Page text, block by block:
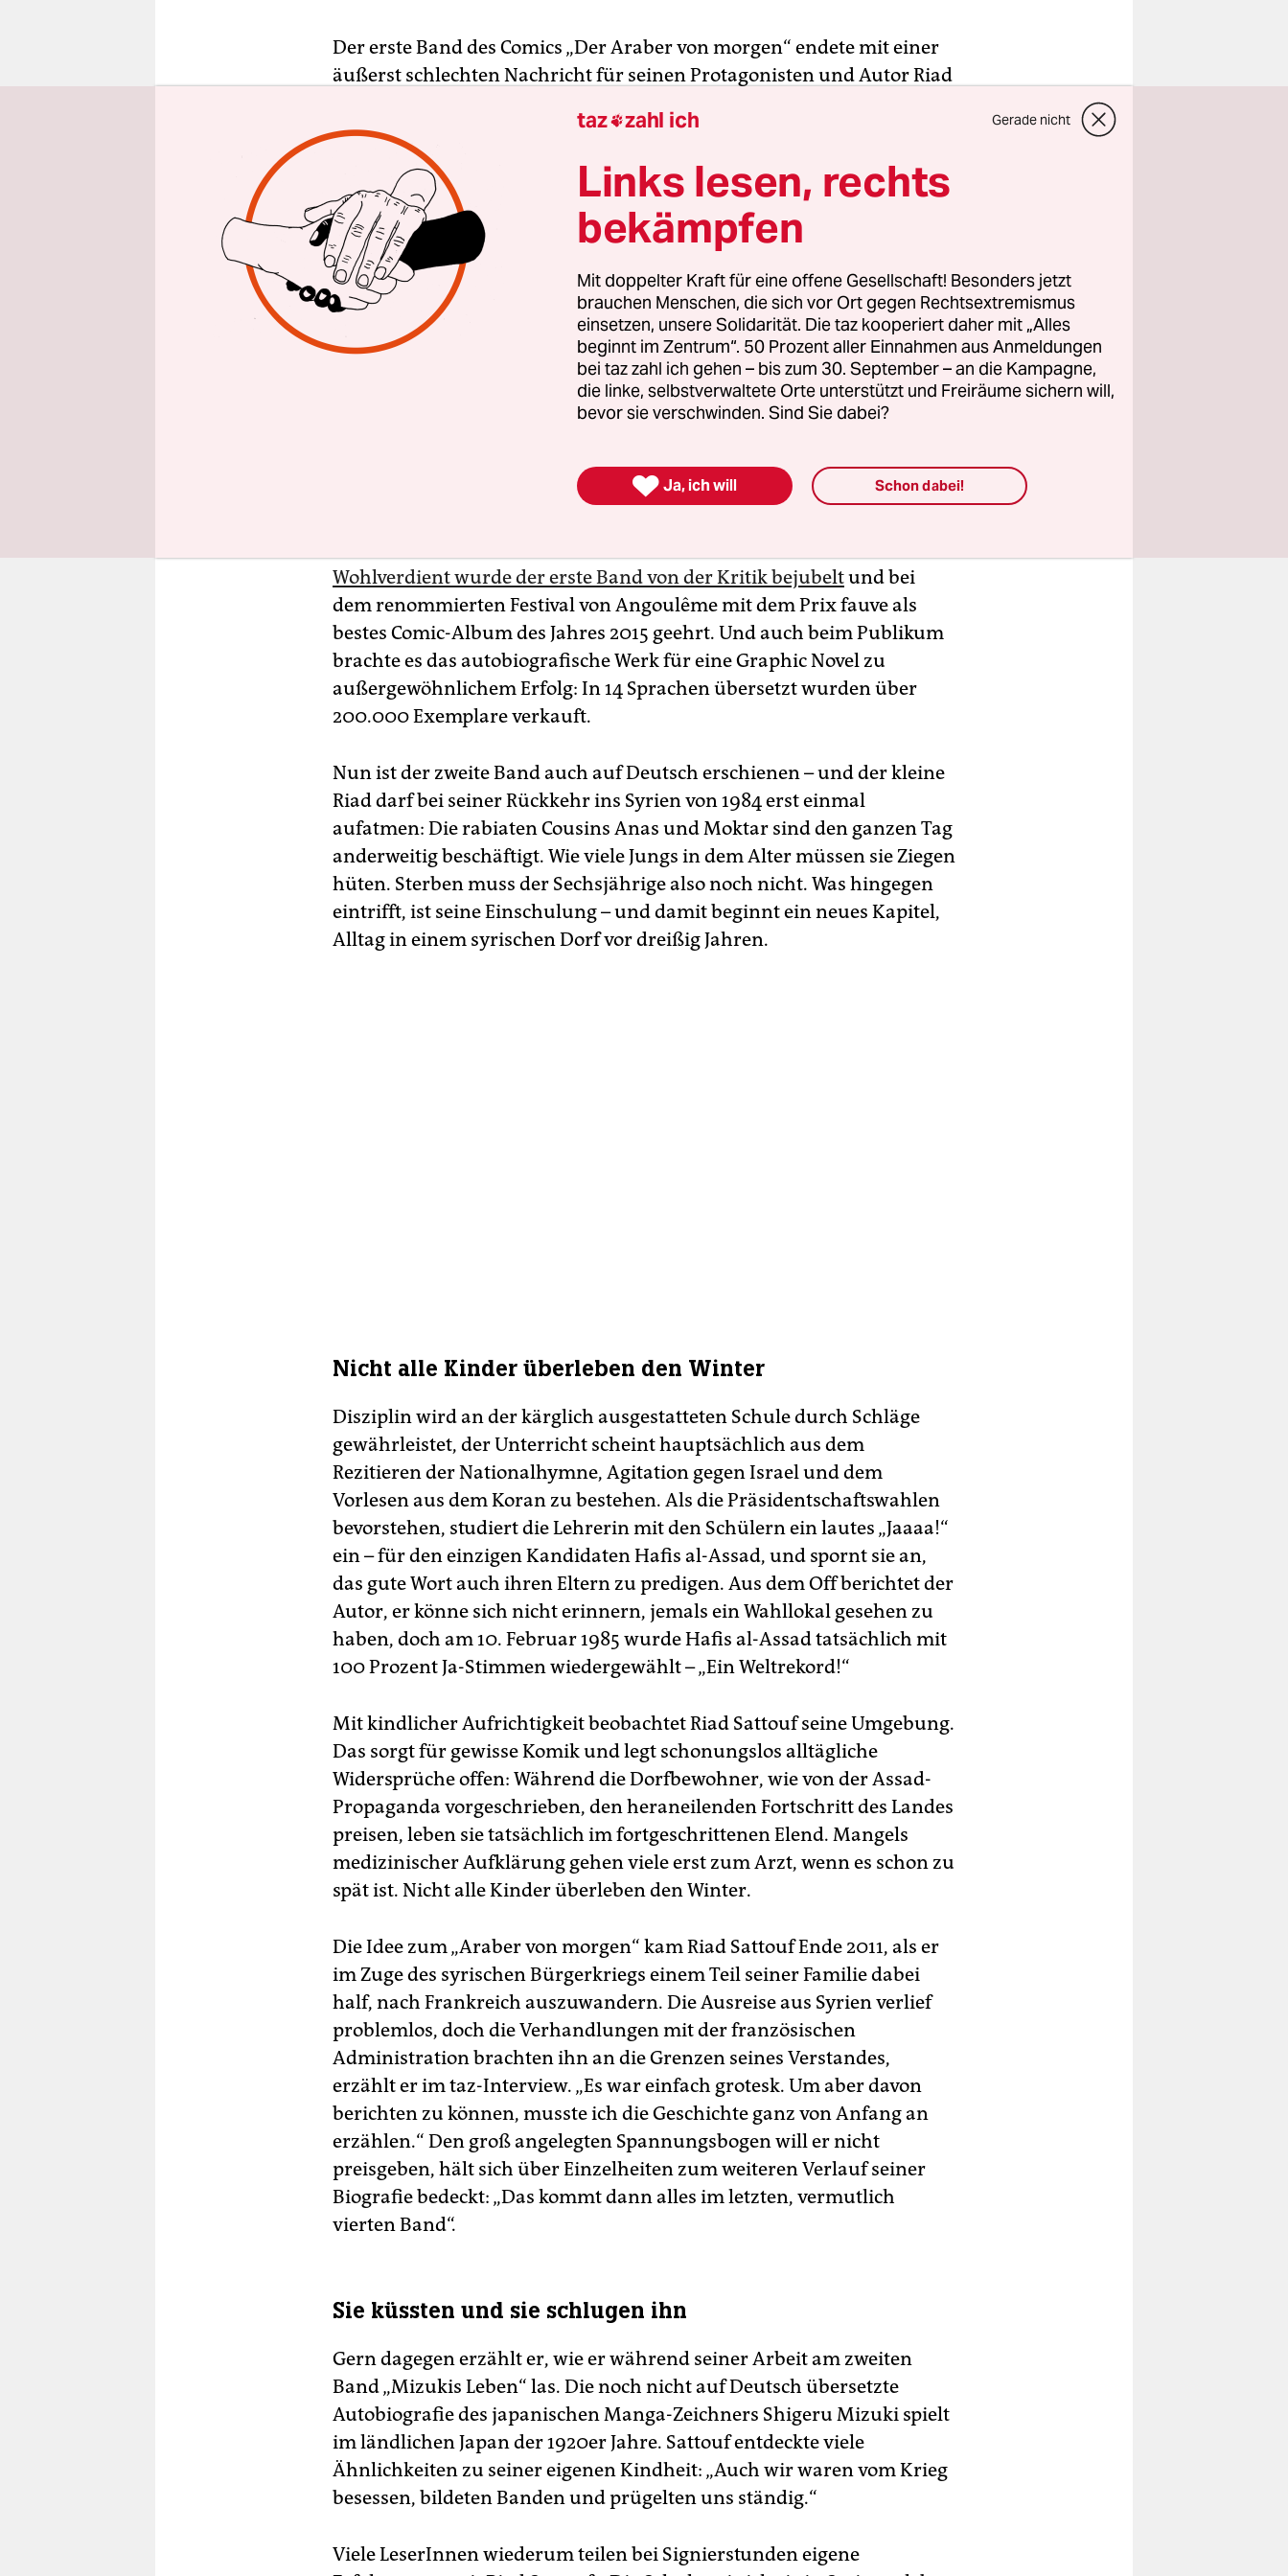
Der erste Band des Comics „Der Araber von morgen“ endete mit einer
äußerst schlechten Nachricht für seinen Protagonisten und Autor Riad
Mutter war leider nur auf die Dauer der Sommerferien begrenzt. Beim
Einstieg ins Flugzeug zurück nach Syrien verabschiedete er sich vom
Leser mit entsetzter Miene, denn in dem kleinen Dorf in der Nähe von
Homs, woher sein Vater stammt und wo die Familie nun lebt, wird er
von üblen Cousins erwartet, die ihn zu Tode prügeln wollen.
Neben allerhand persönlichen Missgeschicken, die oft seiner in der
arabischen Welt untypisch blonden Haare geschuldet sind, erzählte
Sattouf davon, wie sich seine Eltern in den 1970ern an der Pariser
Sorbonne kennenlernten und wie die Familie nach Libyen zog, wo der
Vater, ein begeisterter Anhänger der panarabischen Idee, eine Stelle an
kostbare Einblicke in die Diktatur Muammad al-Gaddafis, bevor die
Reise jenseits der üblichen Tourismuswege weiter ins väterliche Syrien
Wohlverdient wurde der erste Band von der Kritik bejubeltund bei
dem renommierten Festival von Angoulême mit dem Prix fauve als
bestes Comic-Album des Jahres 2015 geehrt. Und auch beim Publikum
brachte es das autobiografische Werk für eine Graphic Novel zu
außergewöhnlichem Erfolg: In 14 Sprachen übersetzt wurden über
200.000 Exemplare verkauft.
Nun ist der zweite Band auch auf Deutsch erschienen – und der kleine
Riad darf bei seiner Rückkehr ins Syrien von 1984 erst einmal
aufatmen: Die rabiaten Cousins Anas und Moktar sind den ganzen Tag
anderweitig beschäftigt. Wie viele Jungs in dem Alter müssen sie Ziegen
hüten. Sterben muss der Sechsjährige also noch nicht. Was hingegen
eintrifft, ist seine Einschulung – und damit beginnt ein neues Kapitel,
Alltag in einem syrischen Dorf vor dreißig Jahren.
Nicht alle Kinder überleben den Winter
Disziplin wird an der kärglich ausgestatteten Schule durch Schläge
gewährleistet, der Unterricht scheint hauptsächlich aus dem
Rezitieren der Nationalhymne, Agitation gegen Israel und dem
Vorlesen aus dem Koran zu bestehen. Als die Präsidentschaftswahlen
bevorstehen, studiert die Lehrerin mit den Schülern ein lautes „Jaaaa!“
ein – für den einzigen Kandidaten Hafis al-Assad, und spornt sie an,
das gute Wort auch ihren Eltern zu predigen. Aus dem Off berichtet der
Autor, er könne sich nicht erinnern, jemals ein Wahllokal gesehen zu
haben, doch am 10. Februar 1985 wurde Hafis al-Assad tatsächlich mit
100 Prozent Ja-Stimmen wiedergewählt – „Ein Weltrekord!“
Mit kindlicher Aufrichtigkeit beobachtet Riad Sattouf seine Umgebung.
Das sorgt für gewisse Komik und legt schonungslos alltägliche
Widersprüche offen: Während die Dorfbewohner, wie von der Assad-
Propaganda vorgeschrieben, den heraneilenden Fortschritt des Landes
preisen, leben sie tatsächlich im fortgeschrittenen Elend. Mangels
medizinischer Aufklärung gehen viele erst zum Arzt, wenn es schon zu
spät ist. Nicht alle Kinder überleben den Winter.
Die Idee zum „Araber von morgen“ kam Riad Sattouf Ende 2011, als er
im Zuge des syrischen Bürgerkriegs einem Teil seiner Familie dabei
half, nach Frankreich auszuwandern. Die Ausreise aus Syrien verlief
problemlos, doch die Verhandlungen mit der französischen
Administration brachten ihn an die Grenzen seines Verstandes,
erzählt er im taz-Interview. „Es war einfach grotesk. Um aber davon
berichten zu können, musste ich die Geschichte ganz von Anfang an
erzählen.“ Den groß angelegten Spannungsbogen will er nicht
preisgeben, hält sich über Einzelheiten zum weiteren Verlauf seiner
Biografie bedeckt: „Das kommt dann alles im letzten, vermutlich
vierten Band“.
Sie küssten und sie schlugen ihn
Gern dagegen erzählt er, wie er während seiner Arbeit am zweiten
Band „Mizukis Leben“ las. Die noch nicht auf Deutsch übersetzte
Autobiografie des japanischen Manga-Zeichners Shigeru Mizuki spielt
im ländlichen Japan der 1920er Jahre. Sattouf entdeckte viele
Ähnlichkeiten zu seiner eigenen Kindheit: „Auch wir waren vom Krieg
besessen, bildeten Banden und prügelten uns ständig.“
Viele LeserInnen wiederum teilen bei Signierstunden eigene
taz zahl ich Gerade nicht
Links lesen, rechts
bekämpfen
Mit doppelter Kraft für eine offene Gesellschaft! Besonders jetzt
brauchen Menschen, die sich vor Ort gegen Rechtsextremismus
einsetzen, unsere Solidarität. Die taz kooperiert daher mit „Alles
beginnt im Zentrum“. 50 Prozent aller Einnahmen aus Anmeldungen
bei taz zahl ich gehen – bis zum 30. September – an die Kampagne,
die linke, selbstverwaltete Orte unterstützt und Freiräume sichern will,
bevor sie verschwinden. Sind Sie dabei?
 Ja, ich will Schon dabei!